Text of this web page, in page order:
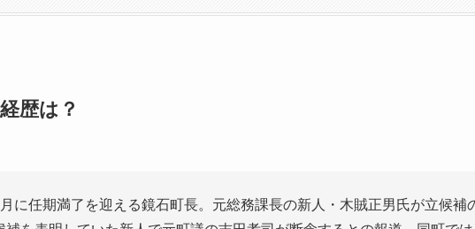
歴は？
に任期満了を迎える鏡石町長。元総務課長の新人・木賊正男氏が立候補の
を表明していた新人で元町議の吉田孝司が断念するとの報道。同町では